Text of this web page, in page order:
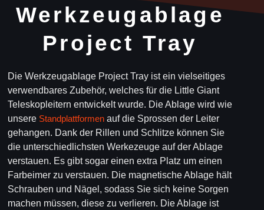
Werkzeugablage
Project Tray
Die Werkzeugablage Project Tray ist ein vielseitiges
verwendbares Zubehör, welches für die Little Giant
Teleskopleitern entwickelt wurde. Die Ablage wird wie
unsere Standplattformen auf die Sprossen der Leiter
gehangen. Dank der Rillen und Schlitze können Sie
die unterschiedlichsten Werkezeuge auf der Ablage
verstauen. Es gibt sogar einen extra Platz um einen
Farbeimer zu verstauen. Die magnetische Ablage hält
Schrauben und Nägel, sodass Sie sich keine Sorgen
machen müssen, diese zu verlieren. Die Ablage ist